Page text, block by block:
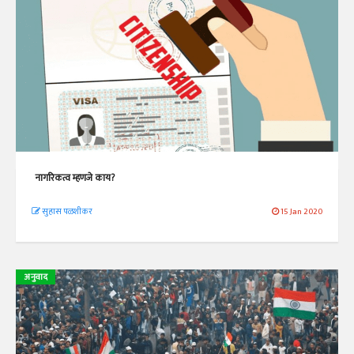
नागरिकत्व म्हणजे काय?
सुहास पळशीकर 15 Jan 2020
अनुवाद